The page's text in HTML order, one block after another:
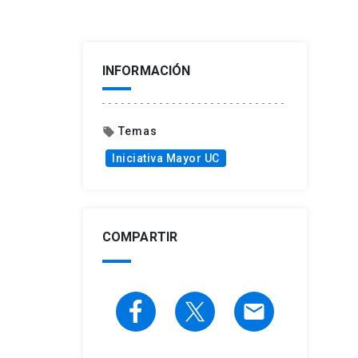
INFORMACIÓN
local_offer Temas
Iniciativa Mayor UC
COMPARTIR
email